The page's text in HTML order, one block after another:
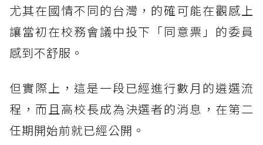
尤其在國情不同的台灣，的確可能在觀感上
讓當初在校務會議中投下「同意票」的委員
感到不舒服。
但實際上，這是一段已經進行數月的遴選流
程，而且高校長成為決選者的消息，在第二
任期開始前就已經公開。